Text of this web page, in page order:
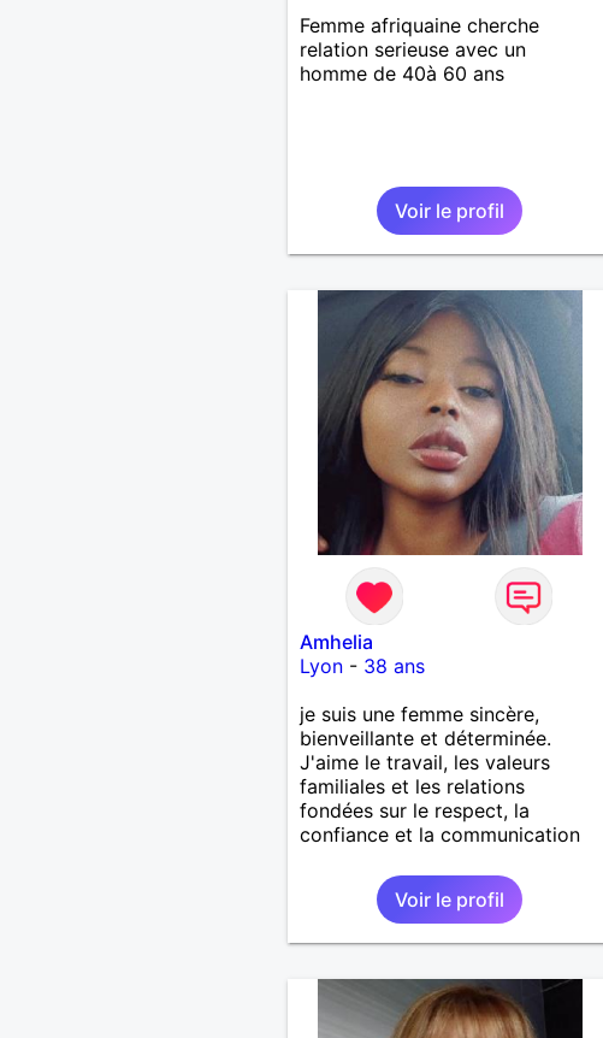
Femme afriquaine cherche
relation serieuse avec un
homme de 40à 60 ans
Voir le profil
Amhelia
Lyon- 38 ans
je suis une femme sincère,
bienveillante et déterminée.
J'aime le travail, les valeurs
familiales et les relations
fondées sur le respect, la
confiance et la communication
Voir le profil